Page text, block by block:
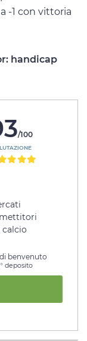
-1 con vittoria
handicap
/100
calcio
benvenuto
deposito